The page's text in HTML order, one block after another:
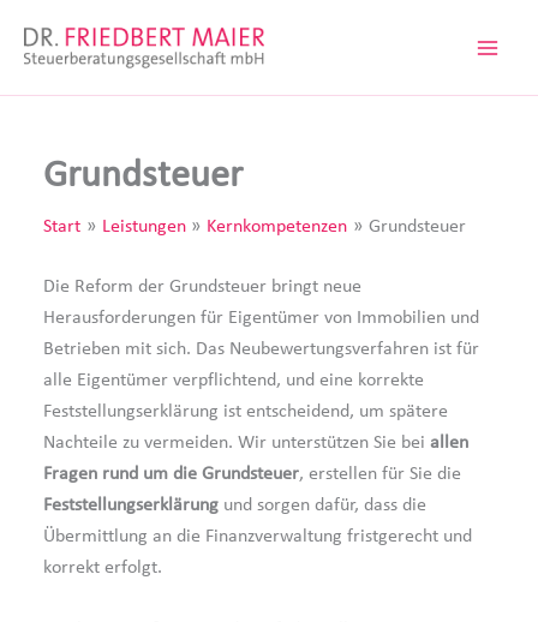
Inhalt
Grundsteuer
Start Leistungen Kernkompetenzen Grundsteuer
Die Reform der Grundsteuer bringt neue
Herausforderungen für Eigentümer von Immobilien und
Betrieben mit sich. Das Neubewertungsverfahren ist für
alle Eigentümer verpflichtend, und eine korrekte
Feststellungserklärung ist entscheidend, um spätere
Nachteile zu vermeiden. Wir unterstützen Sie bei allen
Fragen rund um die Grundsteuer, erstellen für Sie die
Feststellungserklärung und sorgen dafür, dass die
Übermittlung an die Finanzverwaltung fristgerecht und
korrekt erfolgt.